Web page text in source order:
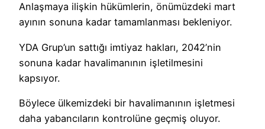
Anlaşmaya ilişkin hükümlerin, önümüzdeki mart
ayının sonuna kadar tamamlanması bekleniyor.
YDA Grup’un sattığı imtiyaz hakları, 2042’nin
sonuna kadar havalimanının işletilmesini
kapsıyor.
Böylece ülkemizdeki bir havalimanının işletmesi
daha yabancıların kontrolüne geçmiş oluyor.